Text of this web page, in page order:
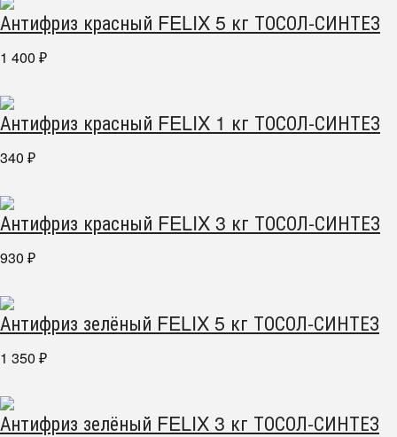
Антифриз красный FELIX 5 кг ТОСОЛ-СИНТЕЗ
1 400 ₽
Антифриз красный FELIX 1 кг ТОСОЛ-СИНТЕЗ
340 ₽
Антифриз красный FELIX 3 кг ТОСОЛ-СИНТЕЗ
930 ₽
Антифриз зелёный FELIX 5 кг ТОСОЛ-СИНТЕЗ
1 350 ₽
Антифриз зелёный FELIX 3 кг ТОСОЛ-СИНТЕЗ